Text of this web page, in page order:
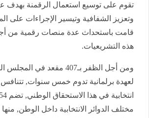
تقوم على توسيع استعمال الرقمنة بهدف
وتعزيز الشفافية وتيسير الإجراءات على
قامت باستحداث عدة منصات رقمية من
هذه التشريعيات.
ومن أجل الظفر بـ407 مقعد في